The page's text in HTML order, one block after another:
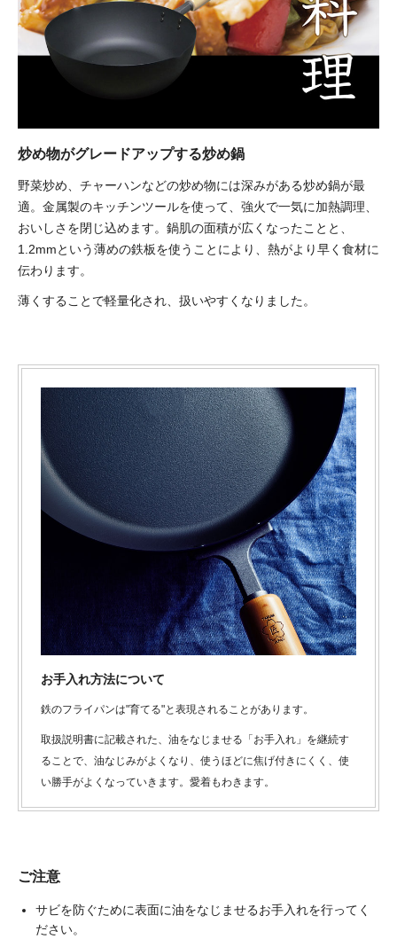
炒め物がグレードアップする炒め鍋
野菜炒め、チャーハンなどの炒め物には深みがある炒め鍋が最
適。金属製のキッチンツールを使って、強火で一気に加熱調理、
おいしさを閉じ込めます。鍋肌の面積が広くなったことと、
1.2mmという薄めの鉄板を使うことにより、熱がより早く食材に
伝わります。
薄くすることで軽量化され、扱いやすくなりました。
お手入れ方法について
鉄のフライパンは"育てる"と表現されることがあります。
取扱説明書に記載された、油をなじませる「お手入れ」を継続す
ることで、油なじみがよくなり、使うほどに焦げ付きにくく、使
い勝手がよくなっていきます。愛着もわきます。
ご注意
サビを防ぐために表面に油をなじませるお手入れを行ってく
ださい。